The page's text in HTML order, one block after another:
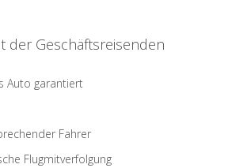
der Geschäftsreisenden
Auto garantiert
Fahrer
Flugmitverfolgung